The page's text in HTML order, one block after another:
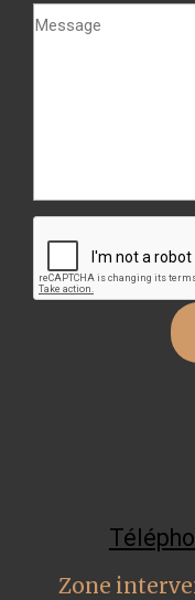
Zone